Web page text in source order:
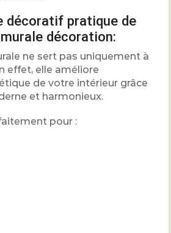
décoratif pratique de
décoration:
ne sert pas uniquement à
effet, elle améliore
de votre intérieur grâce
et harmonieux.
pour :